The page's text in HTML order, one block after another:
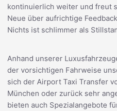
kontinuierlich weiter und freut
Neue über aufrichtige
Nichts ist schlimmer als
Anhand unserer
der vorsichtigen Fahrweise
sich der Airport Taxi Transfer
München oder zurück sehr
bieten auch Spezialangebote